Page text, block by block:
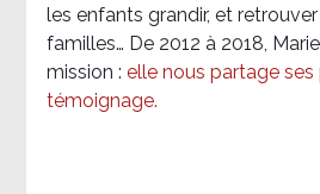
les enfants grandir, et
familles… De 2012 à 2018,
mission : elle nous partage
témoignage.